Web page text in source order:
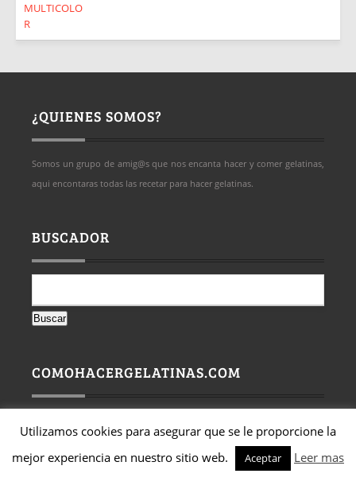
¿QUIENES SOMOS?
Somos un grupo de amig@s que nos encanta hacer y comer gelatinas,
aqui encontaras todas las recetar para hacer gelatinas.
BUSCADOR
COMOHACERGELATINAS.COM
Utilizamos cookies para asegurar que se le proporcione la
mejor experiencia en nuestro sitio web.
Aceptar Leer mas